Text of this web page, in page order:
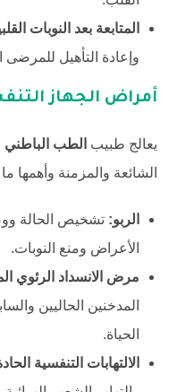
المتابعة بعد النوبات
وإعادة التأهيل للمرضى
أمراض الجهاز
يعالج طبيب الطب الباطني
الشائعة والمزمنة وأهمها
الربو: تشخيص الحالة
الأعراض ومنع النوبات.
مرض الانسداد الرئوي
المدخنين الحاليين
الحياة.
الالتهابات التنفسية